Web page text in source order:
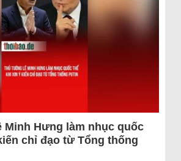
Minh Hưng làm nhục quốc
chỉ đạo từ Tổng thống